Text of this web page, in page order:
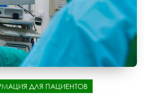
ДЛЯ ПАЦИЕНТОВ